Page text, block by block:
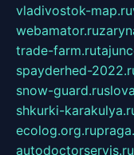
vladivostok-map.ru
webamator.ru
trade-farm.ru
spayderhed-
snow-guard.ru
shkurki-
ecolog.org.ru
autodoctorservis.ru